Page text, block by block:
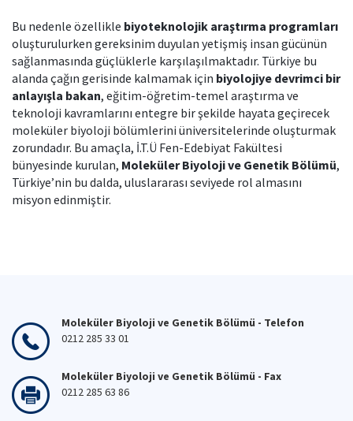
Bu nedenle özellikle biyoteknolojik araştırma programları
oluşturulurken gereksinim duyulan yetişmiş insan gücünün
sağlanmasında güçlüklerle karşılaşılmaktadır. Türkiye bu
alanda çağın gerisinde kalmamak için biyolojiye devrimci bir
anlayışla bakan, eğitim-öğretim-temel araştırma ve
teknoloji kavramlarını entegre bir şekilde hayata geçirecek
moleküler biyoloji bölümlerini üniversitelerinde oluşturmak
zorundadır. Bu amaçla, İ.T.Ü Fen-Edebiyat Fakültesi
bünyesinde kurulan, Moleküler Biyoloji ve Genetik Bölümü,
Türkiye’nin bu dalda, uluslararası seviyede rol almasını
misyon edinmiştir.
Moleküler Biyoloji ve Genetik Bölümü - Telefon
0212 285 33 01
Moleküler Biyoloji ve Genetik Bölümü - Fax
0212 285 63 86